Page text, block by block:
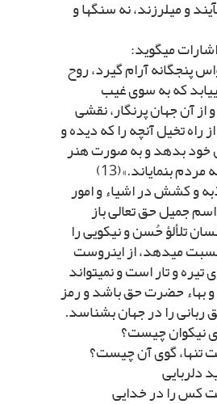
و مى‏لرزند، نه سنگ‏ها و
مى‏گوید:
پنج‏گانه آرام گیرد، روح
که به سوى غیب
آن جهان پرنگار، نقشى
راه تخیل آنچه را که دیده و
خود بدهد و به صورت هنر
بنمایاند.»(13)
و کشش در اشیاء و امور
جمیل حق تعالى باز
تلألؤ حُسن و نیکویى را
مى‏دهد، از این‏روست
تیره و تار است و نمى‏تواند
بهاء حضرت حق باشد و رمز
ربانى را در جهان بشناسد.
نیکوان چیست؟
تنها، گوى آن چیست؟
دلربایى‏
کس را در خدایى‏